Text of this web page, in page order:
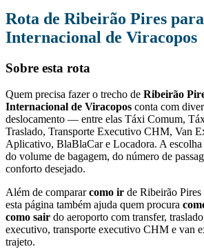
Rota de Ribeirão Pires para
Internacional de Viracopos
Sobre esta rota
Quem precisa fazer o trecho de Ribeirão
Internacional de Viracopos conta com
deslocamento — entre elas Táxi Comum,
Traslado, Transporte Executivo CHM, Van
Aplicativo, BlaBlaCar e Locadora. A escolha
do volume de bagagem, do número de
conforto desejado.
Além de compararcomo ir de Ribeirão Pires
esta página também ajuda quem procura
como sair do aeroporto com transfer,
executivo, transporte executivo CHM e van
trajeto.